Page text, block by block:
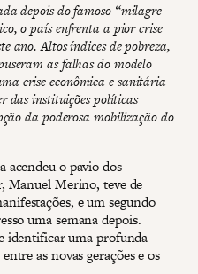
depois do famoso “milagre
o país enfrenta a pior crise
ano. Altos índices de pobreza,
as falhas do modelo
crise econômica e sanitária
das instituições políticas
da poderosa mobilização do
o pavio dos
Manuel Merino, teve de
e um segundo
uma semana depois.
identificar uma profunda
as novas gerações e os